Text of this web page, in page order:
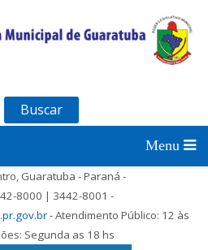
Buscar
Guaratuba - Paraná -
8000 | 3442-8001 -
- Atendimento Público: 12 às
Segunda as 18 hs